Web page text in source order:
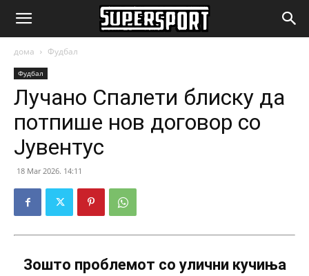
SuperSport.mk
дома Фудбал
Фудбал
Лучано Спалети блиску да
потпише нов договор со
Јувентус
18 Mar 2026. 14:11
Зошто проблемот со улични кучиња